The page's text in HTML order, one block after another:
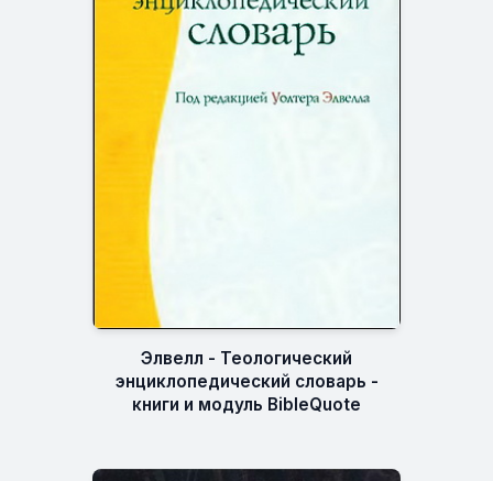
Элвелл - Теологический
энциклопедический словарь -
книги и модуль BibleQuote